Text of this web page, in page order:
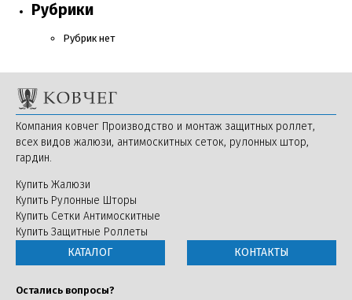
Рубрики
Рубрик нет
Компания ковчег Производство и монтаж защитных роллет,
всех видов жалюзи, антимоскитных сеток, рулонных штор,
гардин.
Купить Жалюзи
Купить Рулонные Шторы
Купить Сетки Антимоскитные
Купить Защитные Роллеты
КАТАЛОГ
КОНТАКТЫ
Остались вопросы?